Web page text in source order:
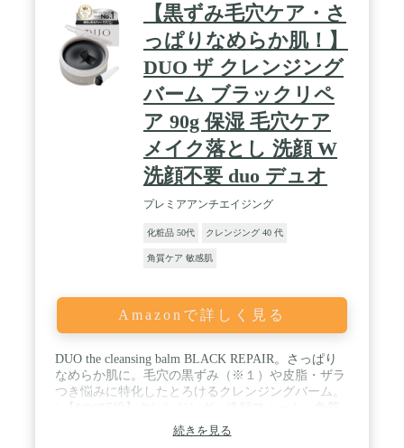
【黒ずみ毛穴ケア・さ
っぱりなめらか肌！】
DUO ザ クレンジング
バーム ブラックリペ
ア 90g 保湿 毛穴ケア
メイク落とし 洗顔 W
洗顔不要 duo デュオ
プレミアアンチエイジング
化粧品 50代 クレンジング 40 代
角質ケア 敏感肌
Amazonで詳しく見る
DUO the cleansing balm BLACK REPAIR。さっぱり
なめらか肌に。毛穴の黒ずみ（※１）や皮脂・ザラ
つき悩みに特化したとろけるクレンジングバーム。
ケア・マッサージケア・トリートメントの役割を果
たします。W洗顔や泡立て不要で、まつエク
続きを見る